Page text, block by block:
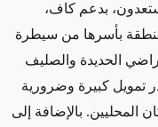
بدعم كاف،
بأسرها من سيطرة
الحديدة والصليف
كبيرة وضرورية
المحليين. بالإضافة إلى